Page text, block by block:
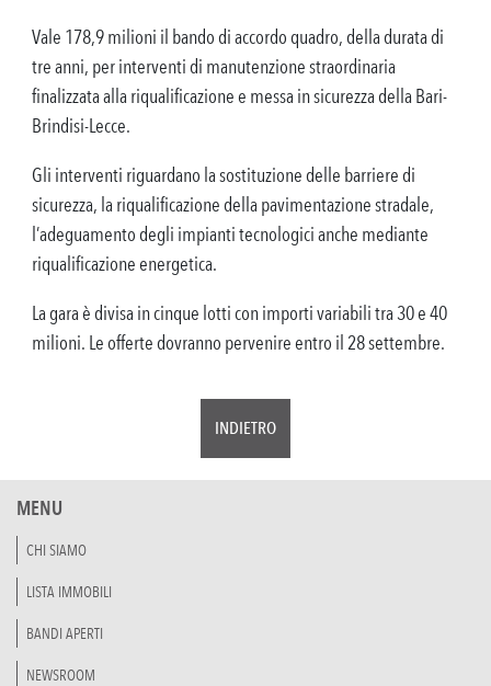
Vale 178,9 milioni il bando di accordo quadro, della durata di
tre anni, per interventi di manutenzione straordinaria
finalizzata alla riqualificazione e messa in sicurezza della Bari-
Brindisi-Lecce.
Gli interventi riguardano la sostituzione delle barriere di
sicurezza, la riqualificazione della pavimentazione stradale,
l’adeguamento degli impianti tecnologici anche mediante
riqualificazione energetica.
La gara è divisa in cinque lotti con importi variabili tra 30 e 40
milioni. Le offerte dovranno pervenire entro il 28 settembre.
INDIETRO
MENU
CHI SIAMO
LISTA IMMOBILI
BANDI APERTI
NEWSROOM